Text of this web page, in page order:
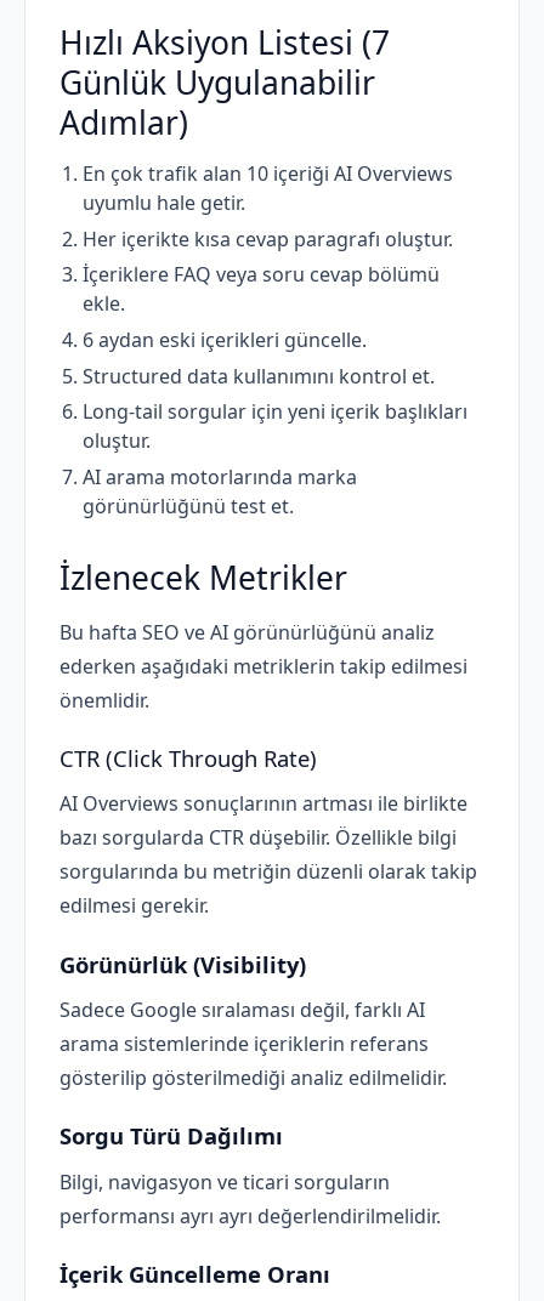
Hızlı Aksiyon Listesi (7
Günlük Uygulanabilir
Adımlar)
En çok trafik alan 10 içeriği AI Overviews
uyumlu hale getir.
Her içerikte kısa cevap paragrafı oluştur.
İçeriklere FAQ veya soru cevap bölümü
ekle.
6 aydan eski içerikleri güncelle.
Structured data kullanımını kontrol et.
Long-tail sorgular için yeni içerik başlıkları
oluştur.
AI arama motorlarında marka
görünürlüğünü test et.
İzlenecek Metrikler
Bu hafta SEO ve AI görünürlüğünü analiz
ederken aşağıdaki metriklerin takip edilmesi
önemlidir.
CTR (Click Through Rate)
AI Overviews sonuçlarının artması ile birlikte
bazı sorgularda CTR düşebilir. Özellikle bilgi
sorgularında bu metriğin düzenli olarak takip
edilmesi gerekir.
Görünürlük (Visibility)
Sadece Google sıralaması değil, farklı AI
arama sistemlerinde içeriklerin referans
gösterilip gösterilmediği analiz edilmelidir.
Sorgu Türü Dağılımı
Bilgi, navigasyon ve ticari sorguların
performansı ayrı ayrı değerlendirilmelidir.
İçerik Güncelleme Oranı